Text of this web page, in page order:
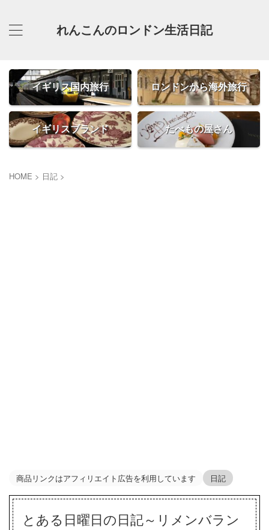
れんこんのロンドン生活日記
イギリス国内旅行 ロンドンから海外旅行
イギリスブランド たべもの屋さん
HOME > 日記 >
商品リンクはアフィリエイト広告を利用しています 日記
とある日曜日の日記～リメンバラン